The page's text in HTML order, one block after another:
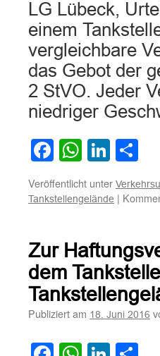
LG Lübeck,
einem
vergleichbare
das Gebot der
2 StVO. Jeder
niedriger
Facebook
Veröffentlicht unter
Tankstellengelände |
Zur
dem
Publiziert am 18. Juni 2016